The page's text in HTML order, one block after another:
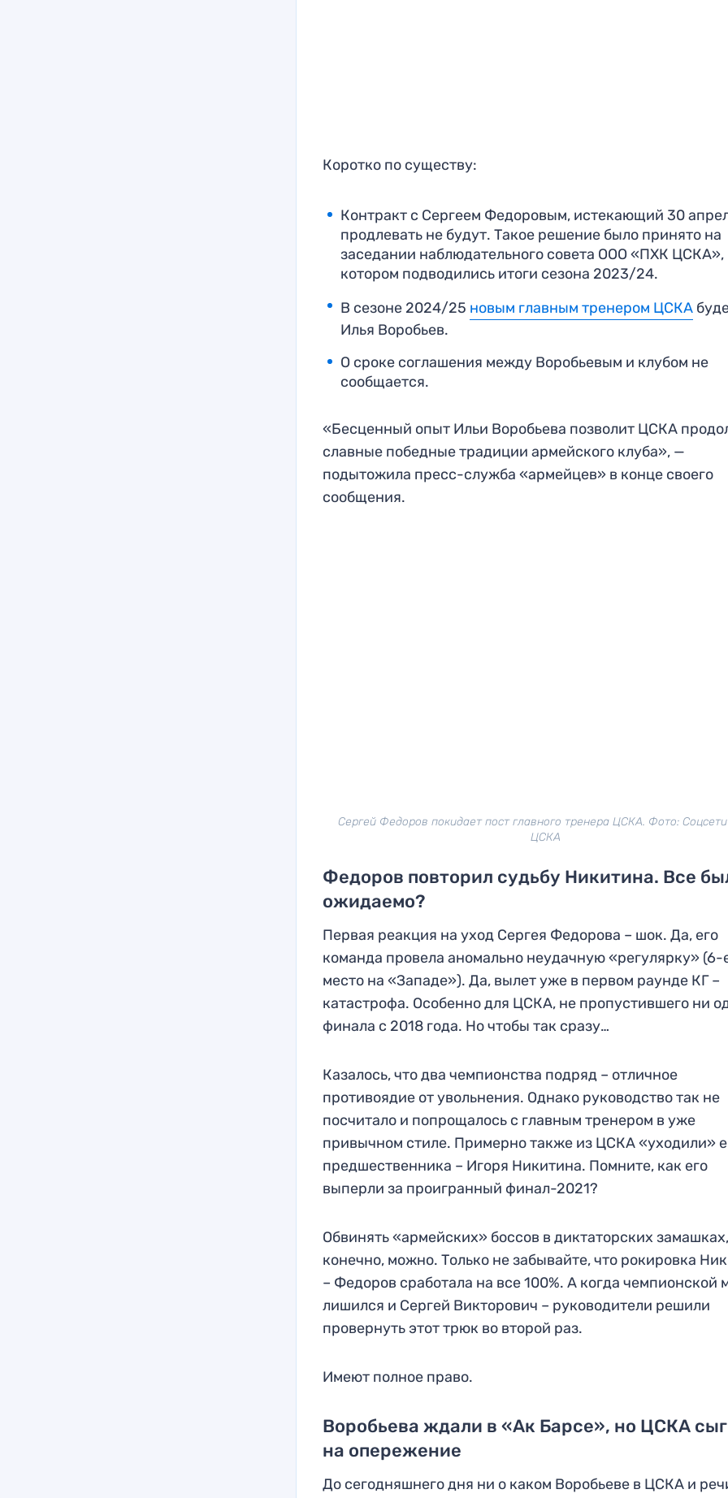
Коротко по существу:
Контракт с Сергеем Федоровым, истекающий 30
продлевать не будут. Такое решение было принято на
заседании наблюдательного совета ООО «ПХК ЦСКА»,
котором подводились итоги сезона 2023/24.
В сезоне 2024/25 новым главным тренером ЦСКА
Илья Воробьев.
О сроке cоглашения между Воробьевым и клубом не
сообщается.
«Бесценный опыт Ильи Воробьева позволит ЦСКА
славные победные традиции армейского клуба», —
подытожила пресс-служба «армейцев» в конце своего
сообщения.
Сергей Федоров покидает пост главного тренера ЦСКА. Фото:
ЦСКА
Федоров повторил судьбу Никитина. Все
ожидаемо?
Первая реакция на уход Сергея Федорова – шок. Да, его
команда провела аномально неудачную «регулярку» (6-
место на «Западе»). Да, вылет уже в первом раунде КГ –
катастрофа. Особенно для ЦСКА, не пропустившего ни
финала с 2018 года. Но чтобы так сразу…
Казалось, что два чемпионства подряд – отличное
противоядие от увольнения. Однако руководство так не
посчитало и попрощалось с главным тренером в уже
привычном стиле. Примерно также из ЦСКА «уходили»
предшественника – Игоря Никитина. Помните, как его
выперли за проигранный финал-2021?
Обвинять «армейских» боссов в диктаторских
конечно, можно. Только не забывайте, что рокировка
– Федоров сработала на все 100%. А когда чемпионской
лишился и Сергей Викторович – руководители решили
провернуть этот трюк во второй раз.
Имеют полное право.
Воробьева ждали в «Ак Барсе», но ЦСКА
на опережение
До сегодняшнего дня ни о каком Воробьеве в ЦСКА и